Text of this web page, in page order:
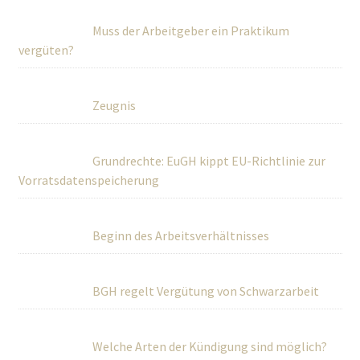
Muss der Arbeitgeber ein Praktikum
vergüten?
Zeugnis
Grundrechte: EuGH kippt EU-Richtlinie zur
Vorratsdatenspeicherung
Beginn des Arbeitsverhältnisses
BGH regelt Vergütung von Schwarzarbeit
Welche Arten der Kündigung sind möglich?